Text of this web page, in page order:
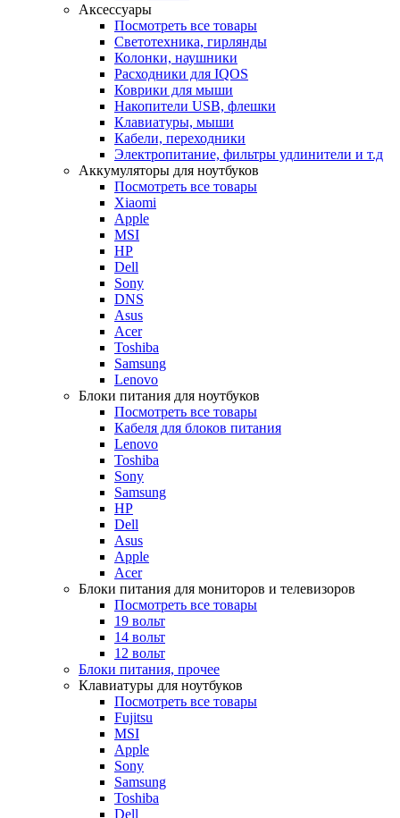
Аксессуары
Посмотреть все товары
Светотехника, гирлянды
Колонки, наушники
Расходники для IQOS
Коврики для мыши
Накопители USB, флешки
Клавиатуры, мыши
Кабели, переходники
Электропитание, фильтры удлинители и т.д
Аккумуляторы для ноутбуков
Посмотреть все товары
Xiaomi
Apple
MSI
HP
Dell
Sony
DNS
Asus
Acer
Toshiba
Samsung
Lenovo
Блоки питания для ноутбуков
Посмотреть все товары
Кабеля для блоков питания
Lenovo
Toshiba
Sony
Samsung
HP
Dell
Asus
Apple
Acer
Блоки питания для мониторов и телевизоров
Посмотреть все товары
19 вольт
14 вольт
12 вольт
Блоки питания, прочее
Клавиатуры для ноутбуков
Посмотреть все товары
Fujitsu
MSI
Apple
Sony
Samsung
Toshiba
Dell